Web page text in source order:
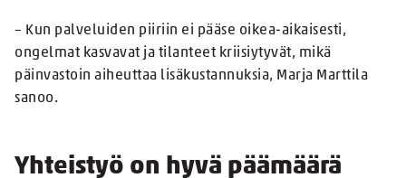
– Kun palveluiden piiriin ei pääse oikea-aikaisesti,
ongelmat kasvavat ja tilanteet kriisiytyvät, mikä
päinvastoin aiheuttaa lisäkustannuksia, Marja Marttila
sanoo.
Yhteistyö on hyvä päämäärä